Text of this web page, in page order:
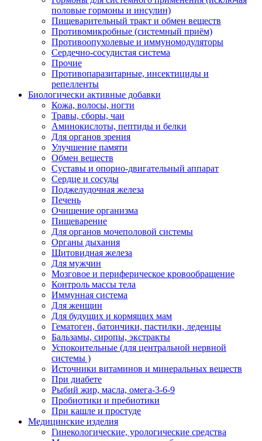
половые гормоны и инсулин)
Пищеварительный тракт и обмен веществ
Противомикробные (системный приём)
Противоопухолевые и иммуномодуляторы
Сердечно-сосудистая система
Прочие
Противопаразитарные, инсектициды и
репелленты
Биологически активные добавки
Кожа, волосы, ногти
Травы, сборы, чаи
Аминокислоты, пептиды и белки
Для органов зрения
Улучшение памяти
Обмен веществ
Суставы и опорно-двигательный аппарат
Сердце и сосуды
Поджелудочная железа
Печень
Очищение организма
Пищеварение
Для органов мочеполовой системы
Органы дыхания
Щитовидная железа
Для мужчин
Мозговое и периферическое кровообращение
Контроль массы тела
Иммунная система
Для женщин
Для будущих и кормящих мам
Гематоген, батончики, пастилки, леденцы
Бальзамы, сиропы, экстракты
Успокоительные (для центральной нервной
системы )
Источники витаминов и минеральных веществ
При диабете
Рыбий жир, масла, омега-3-6-9
Пробиотики и пребиотики
При кашле и простуде
Медицинские изделия
Гинекологические, урологические средства